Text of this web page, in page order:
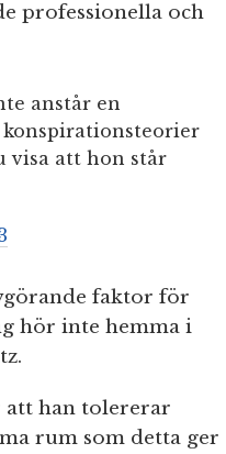
professionella och
anstår en
visa att hon står
faktor för
hör inte hemma i
att han tolererar
rum som detta ger